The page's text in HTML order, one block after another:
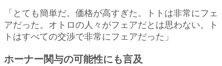
「とても簡単だ。価格が高すぎた。トトは非常にフェ
アだった。オトロの人々がフェアだとは思わない。ト
トはすべての交渉で非常にフェアだった」
ホーナー関与の可能性にも言及